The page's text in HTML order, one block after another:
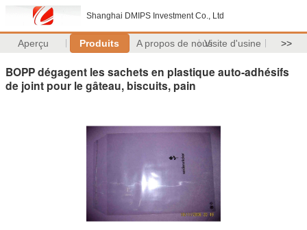
Shanghai DMIPS Investment Co., Ltd
Aperçu Produits A propos de nousVisite d'usine >>
BOPP dégagent les sachets en plastique auto-adhésifs
de joint pour le gâteau, biscuits, pain